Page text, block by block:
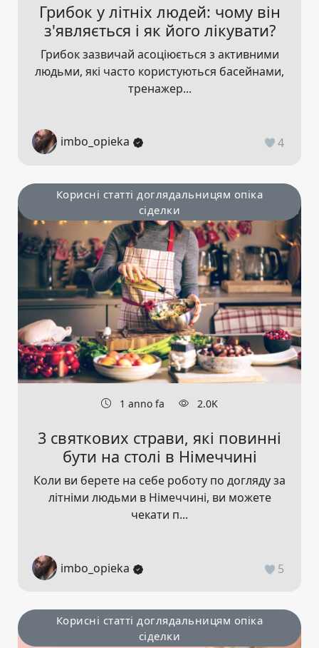
Грибок у літніх людей: чому він
з'являється і як його лікувати?
Грибок зазвичай асоціюється з активними
людьми, які часто користуються басейнами,
тренажер...
imbo_opieka 4
Корисні статті доглядальницям опіка
сіделки
1 anno fa 2.0K
3 святкових страви, які повинні
бути на столі в Німеччині
Коли ви берете на себе роботу по догляду за
літніми людьми в Німеччині, ви можете
чекати п...
imbo_opieka 5
Корисні статті доглядальницям опіка
сіделки